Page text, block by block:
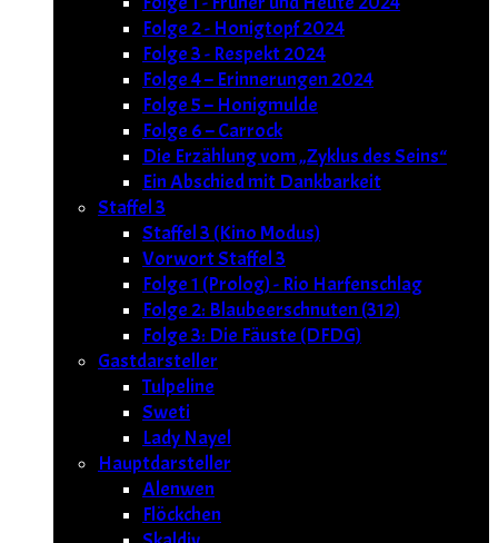
Folge 2 - Honigtopf 2024
Folge 3 - Respekt 2024
Folge 4 – Erinnerungen 2024
Folge 5 – Honigmulde
Folge 6 – Carrock
Die Erzählung vom „Zyklus des Seins“
Ein Abschied mit Dankbarkeit
Staffel 3
Staffel 3 (Kino Modus)
Vorwort Staffel 3
Folge 1 (Prolog) - Rio Harfenschlag
Folge 2: Blaubeerschnuten (312)
Folge 3: Die Fäuste (DFDG)
Gastdarsteller
Tulpeline
Sweti
Lady Nayel
Hauptdarsteller
Alenwen
Flöckchen